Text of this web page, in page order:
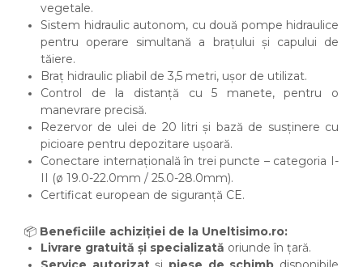
vegetale.
Sistem hidraulic autonom, cu două pompe hidraulice
pentru operare simultană a brațului și capului de
tăiere.
Braț hidraulic pliabil de 3,5 metri, ușor de utilizat.
Control de la distanță cu 5 manete, pentru o
manevrare precisă.
Rezervor de ulei de 20 litri și bază de susținere cu
picioare pentru depozitare ușoară.
Conectare internațională în trei puncte – categoria I-
II (ø 19.0-22.0mm / 25.0-28.0mm).
Certificat european de siguranță CE.
📦 Beneficiile achiziției de la Uneltisimo.ro:
Livrare gratuită și specializată oriunde în țară.